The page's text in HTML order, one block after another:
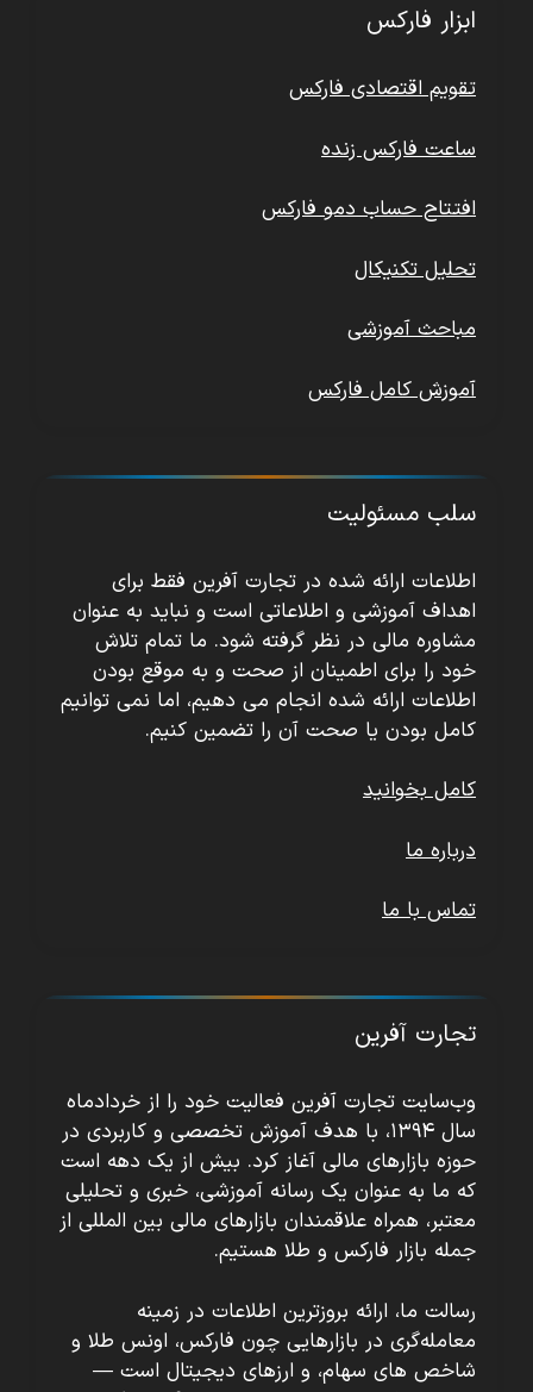
ابزار فارکس
تقویم اقتصادی فارکس
ساعت فارکس زنده
افتتاح حساب دمو فارکس
تحلیل تکنیکال
مباحث آموزشی
آموزش کامل فارکس
سلب مسئولیت
اطلاعات ارائه شده در تجارت آفرین فقط برای
اهداف آموزشی و اطلاعاتی است و نباید به عنوان
مشاوره مالی در نظر گرفته شود. ما تمام تلاش
خود را برای اطمینان از صحت و به موقع بودن
اطلاعات ارائه شده انجام می دهیم، اما نمی توانیم
کامل بودن یا صحت آن را تضمین کنیم.
کامل بخوانید
درباره ما
تماس با ما
تجارت آفرین
وب‌سایت تجارت آفرین فعالیت خود را از خردادماه
سال ۱۳۹۴، با هدف آموزش تخصصی و کاربردی در
حوزه بازارهای مالی آغاز کرد. بیش از یک دهه است
که ما به عنوان یک رسانه آموزشی، خبری و تحلیلی
معتبر، همراه علاقمندان بازارهای مالی بین المللی از
جمله بازار فارکس و طلا هستیم.
رسالت ما، ارائه بروزترین اطلاعات در زمینه
معامله‌گری در بازارهایی چون فارکس، اونس طلا و
شاخص های سهام، و ارزهای دیجیتال است —